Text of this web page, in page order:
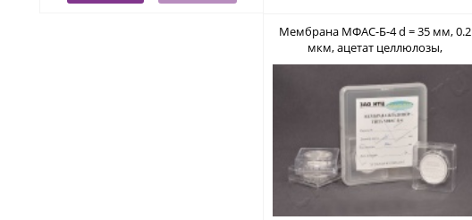
Мембрана МФАС-Б-4 d = 35 мм, 0.2
мкм, ацетат целлюлозы,
нестерильный (Владипор)